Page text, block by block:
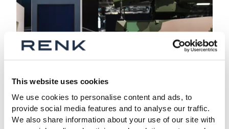
This website uses cookies
We use cookies to personalise content and ads, to
provide social media features and to analyse our traffic.
We also share information about your use of our site with